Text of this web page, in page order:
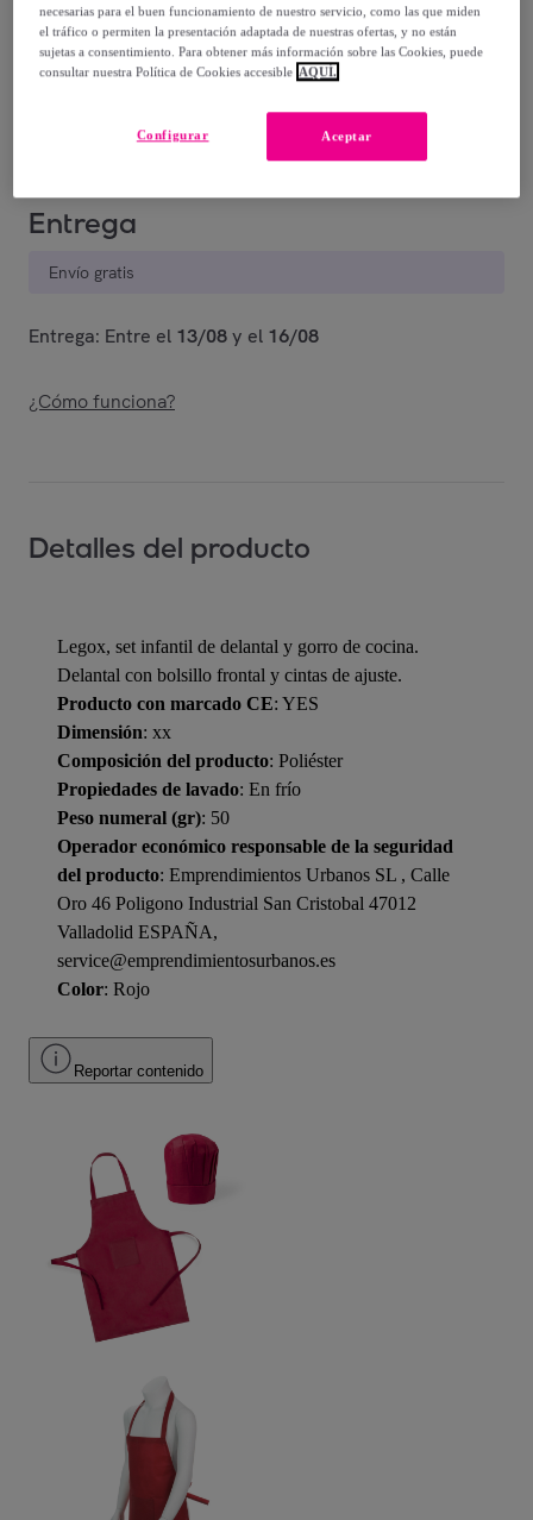
15,00 €
-60%
Entrega
Envío gratis
Entrega: Entre el 13/08y el 16/08
¿Cómo funciona?
Detalles del producto
Legox, set infantil de delantal y gorro de cocina.
Delantal con bolsillo frontal y cintas de ajuste.
Producto con marcado CE: YES
Dimensión: xx
Composición del producto: Poliéster
Propiedades de lavado: En frío
Peso numeral (gr): 50
Operador económico responsable de la seguridad
del producto: Emprendimientos Urbanos SL , Calle
Oro 46 Poligono Industrial San Cristobal 47012
Valladolid ESPAÑA,
service@emprendimientosurbanos.es
Color: Rojo
Reportar contenido
necesarias para el buen funcionamiento de nuestro servicio, como las que miden
el tráfico o permiten la presentación adaptada de nuestras ofertas, y no están
sujetas a consentimiento. Para obtener más información sobre las Cookies, puede
consultar nuestra Política de Cookies accesible AQUÍ.
Aceptar
Configurar